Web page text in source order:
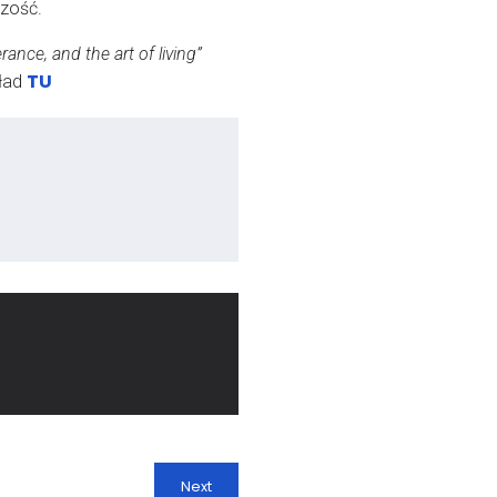
and the art of living”
TU
Next